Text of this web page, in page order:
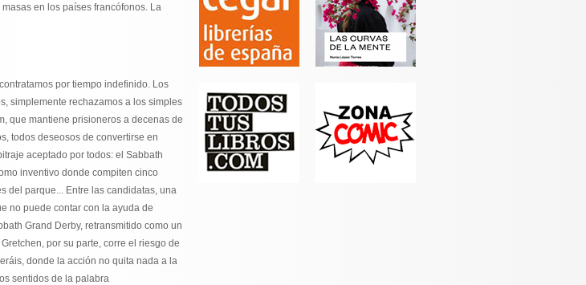
en los países francófonos. La
por tiempo indefinido. Los
simplemente rechazamos a los simples
que mantiene prisioneros a decenas de
todos deseosos de convertirse en
aceptado por todos: el Sabbath
inventivo donde compiten cinco
del parque... Entre las candidatas, una
no puede contar con la ayuda de
Grand Derby, retransmitido como un
por su parte, corre el riesgo de
donde la acción no quita nada a la
sentidos de la palabra